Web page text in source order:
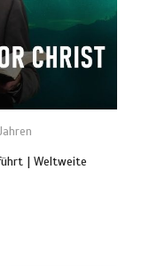
| Weltweite